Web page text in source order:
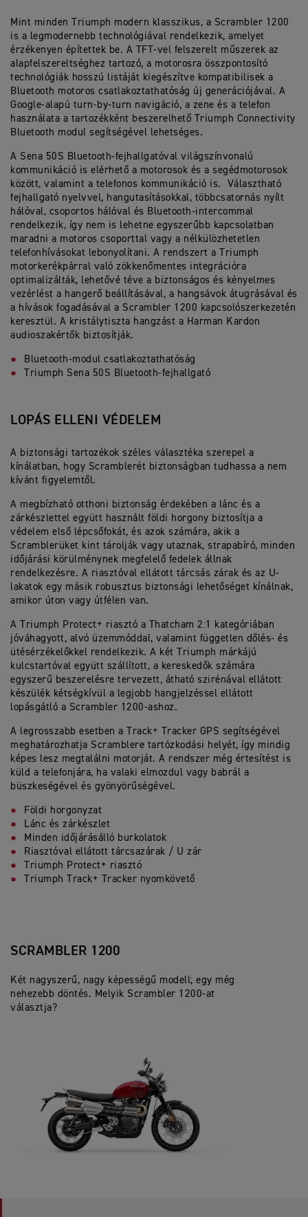
Mint minden Triumph modern klasszikus, a Scrambler 1200
is a legmodernebb technológiával rendelkezik, amelyet
érzékenyen építettek be. A TFT-vel felszerelt műszerek az
alapfelszereltséghez tartozó, a motorosra összpontosító
technológiák hosszú listáját kiegészítve kompatibilisek a
Bluetooth motoros csatlakoztathatóság új generációjával. A
Google-alapú turn-by-turn navigáció, a zene és a telefon
használata a tartozékként beszerelhető Triumph Connectivity
Bluetooth modul segítségével lehetséges.
A Sena 50S Bluetooth-fejhallgatóval világszínvonalú
kommunikáció is elérhető a motorosok és a segédmotorosok
között, valamint a telefonos kommunikáció is. Választható
fejhallgató nyelvvel, hangutasításokkal, többcsatornás nyílt
hálóval, csoportos hálóval és Bluetooth-intercommal
rendelkezik, így nem is lehetne egyszerűbb kapcsolatban
maradni a motoros csoporttal vagy a nélkülözhetetlen
telefonhívásokat lebonyolítani. A rendszert a Triumph
motorkerékpárral való zökkenőmentes integrációra
optimalizálták, lehetővé téve a biztonságos és kényelmes
vezérlést a hangerő beállításával, a hangsávok átugrásával és
a hívások fogadásával a Scrambler 1200 kapcsolószerkezetén
keresztül. A kristálytiszta hangzást a Harman Kardon
audioszakértők biztosítják.
Bluetooth-modul csatlakoztathatóság
Triumph Sena 50S Bluetooth-fejhallgató
LOPÁS ELLENI VÉDELEM
A biztonsági tartozékok széles választéka szerepel a
kínálatban, hogy Scramblerét biztonságban tudhassa a nem
kívánt figyelemtől.
A megbízható otthoni biztonság érdekében a lánc és a
zárkészlettel együtt használt földi horgony biztosítja a
védelem első lépcsőfokát, és azok számára, akik a
Scramblerüket kint tárolják vagy utaznak, strapabíró, minden
időjárási körülménynek megfelelő fedelek állnak
rendelkezésre. A riasztóval ellátott tárcsás zárak és az U-
lakatok egy másik robusztus biztonsági lehetőséget kínálnak,
amikor úton vagy útfélen van.
A Triumph Protect+ riasztó a Thatcham 2:1 kategóriában
jóváhagyott, alvó üzemmóddal, valamint független dőlés- és
ütésérzékelőkkel rendelkezik. A két Triumph márkájú
kulcstartóval együtt szállított, a kereskedők számára
egyszerű beszerelésre tervezett, átható szirénával ellátott
készülék kétségkívül a legjobb hangjelzéssel ellátott
lopásgátló a Scrambler 1200-ashoz.
A legrosszabb esetben a Track+ Tracker GPS segítségével
meghatározhatja Scramblere tartózkodási helyét, így mindig
képes lesz megtalálni motorját. A rendszer még értesítést is
küld a telefonjára, ha valaki elmozdul vagy babrál a
büszkeségével és gyönyörűségével.
Földi horgonyzat
Lánc és zárkészlet
Minden időjárásálló burkolatok
Riasztóval ellátott tárcsazárak / U zár
Triumph Protect+ riasztó
Triumph Track+ Tracker nyomkövető
SCRAMBLER 1200
Két nagyszerű, nagy képességű modell; egy még
nehezebb döntés. Melyik Scrambler 1200-at
választja?